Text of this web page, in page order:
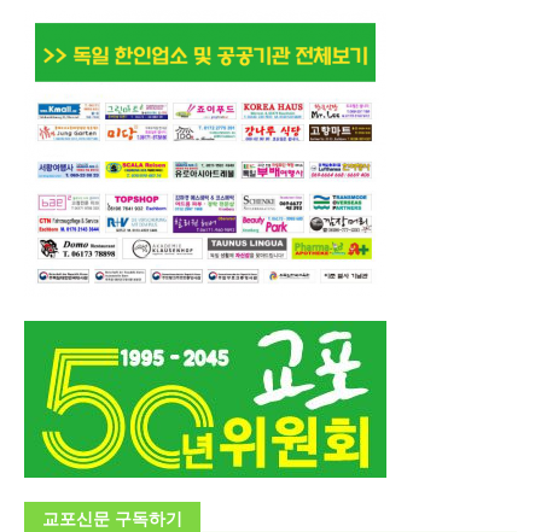
교포신문 구독하기